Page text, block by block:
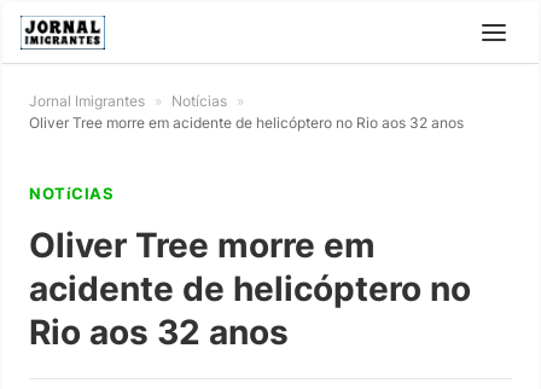
Jornal Imigrantes » Notícias »
Oliver Tree morre em acidente de helicóptero no Rio aos 32 anos
NOTíCIAS
Oliver Tree morre em
acidente de helicóptero no
Rio aos 32 anos